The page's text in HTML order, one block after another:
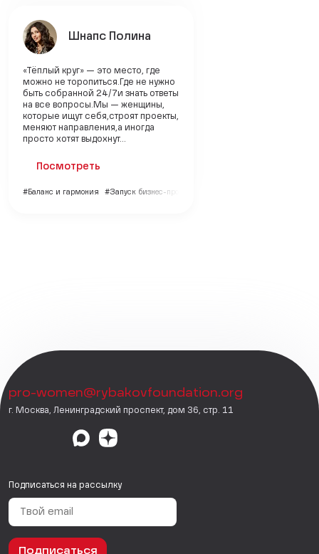
Шнапс Полина
«Тёплый круг» — это место, где
можно не торопиться.Где не нужно
быть собранной 24/7и знать ответы
на все вопросы.Мы — женщины,
которые ищут себя,строят проекты,
меняют направления,а иногда
просто хотят выдохнут...
Посмотреть
#Баланс и гармония #Запуск бизнес-проекта
pro-women@rybakovfoundation.org
г. Москва, Ленинградский проспект, дом 36, стр. 11
Подписаться на рассылку
Подписаться